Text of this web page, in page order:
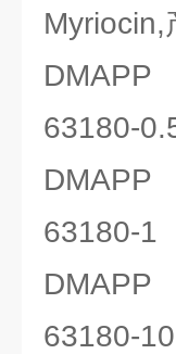
DMAPP
63180-
DMAPP
63180-1
DMAPP
63180-10